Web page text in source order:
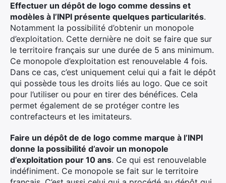
Effectuer un dépôt de logo comme dessins et
modèles à l’INPI présente quelques particularités.
Notamment la possibilité d’obtenir un monopole
d’exploitation. Cette dernière ne doit se faire que sur
le territoire français sur une durée de 5 ans minimum.
Ce monopole d’exploitation est renouvelable 4 fois.
Dans ce cas, c’est uniquement celui qui a fait le dépôt
qui possède tous les droits liés au logo. Que ce soit
pour l’utiliser ou pour en tirer des bénéfices. Cela
permet également de se protéger contre les
contrefacteurs et les imitateurs.
Faire un dépôt de de logo comme marque à l’INPI
donne la possibilité d’avoir un monopole
d’exploitation pour 10 ans. Ce qui est renouvelable
indéfiniment. Ce monopole se fait sur le territoire